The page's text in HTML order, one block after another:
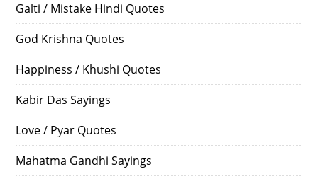
Galti / Mistake Hindi Quotes
God Krishna Quotes
Happiness / Khushi Quotes
Kabir Das Sayings
Love / Pyar Quotes
Mahatma Gandhi Sayings